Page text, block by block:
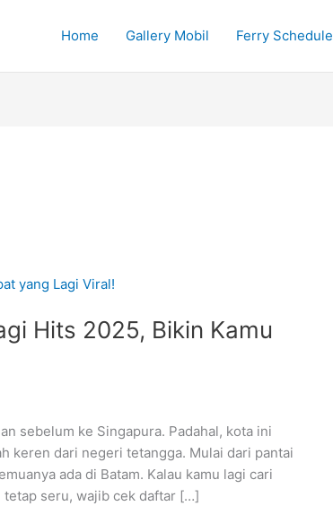
Home Gallery Mobil Ferry Schedule
Hits 2025, Bikin Kamu
sebelum ke Singapura. Padahal, kota ini
keren dari negeri tetangga. Mulai dari pantai
ada di Batam. Kalau kamu lagi cari
seru, wajib cek daftar […]